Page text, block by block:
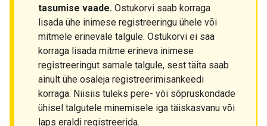
tasumise vaade. Ostukorvi saab korraga
lisada ühe inimese registreeringu ühele või
mitmele erinevale talgule. Ostukorvi ei saa
korraga lisada mitme erineva inimese
registreeringut samale talgule, sest täita saab
ainult ühe osaleja registreerimisankeedi
korraga. Niisiis tuleks pere- või sõpruskondade
ühisel talgutele minemisele iga täiskasvanu või
laps eraldi registreerida.